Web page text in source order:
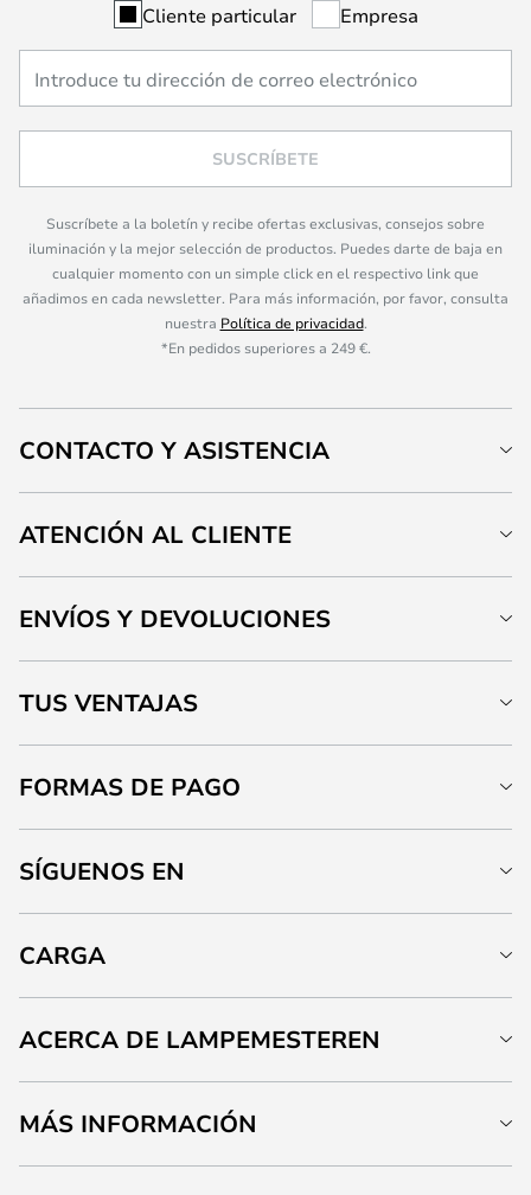
Cliente particular Empresa
SUSCRÍBETE
Suscríbete a la boletín y recibe ofertas exclusivas, consejos sobre
iluminación y la mejor selección de productos. Puedes darte de baja en
cualquier momento con un simple click en el respectivo link que
añadimos en cada newsletter. Para más información, por favor, consulta
nuestra Política de privacidad.
*En pedidos superiores a 249 €.
CONTACTO Y ASISTENCIA
ATENCIÓN AL CLIENTE
ENVÍOS Y DEVOLUCIONES
TUS VENTAJAS
FORMAS DE PAGO
SÍGUENOS EN
CARGA
ACERCA DE LAMPEMESTEREN
MÁS INFORMACIÓN